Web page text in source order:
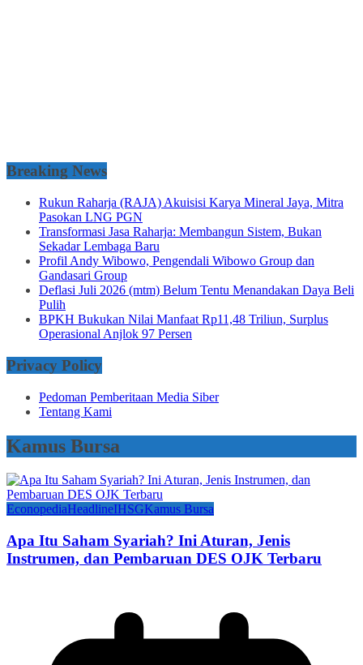
Breaking News
Rukun Raharja (RAJA) Akuisisi Karya Mineral Jaya, Mitra
Pasokan LNG PGN
Transformasi Jasa Raharja: Membangun Sistem, Bukan
Sekadar Lembaga Baru
Profil Andy Wibowo, Pengendali Wibowo Group dan
Gandasari Group
Deflasi Juli 2026 (mtm) Belum Tentu Menandakan Daya Beli
Pulih
BPKH Bukukan Nilai Manfaat Rp11,48 Triliun, Surplus
Operasional Anjlok 97 Persen
Privacy Policy
Pedoman Pemberitaan Media Siber
Tentang Kami
Kamus Bursa
EconopediaHeadlineIHSGKamus Bursa
Apa Itu Saham Syariah? Ini Aturan, Jenis
Instrumen, dan Pembaruan DES OJK Terbaru